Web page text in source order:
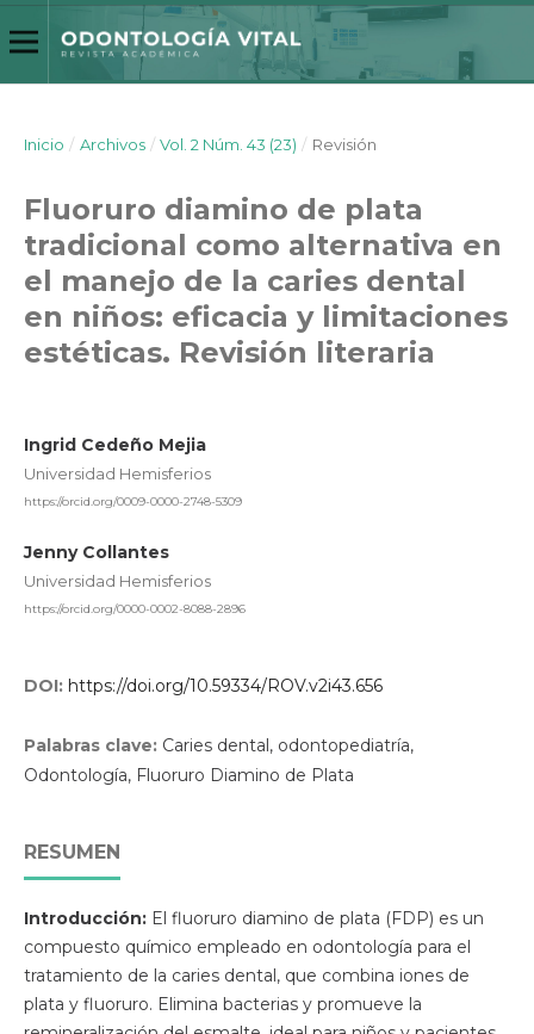
Inicio / Archivos / Vol. 2 Núm. 43 (23) / Revisión
Fluoruro diamino de plata
tradicional como alternativa en
el manejo de la caries dental
en niños: eficacia y limitaciones
estéticas. Revisión literaria
Ingrid Cedeño Mejia
Universidad Hemisferios
https://orcid.org/0009-0000-2748-5309
Jenny Collantes
Universidad Hemisferios
https://orcid.org/0000-0002-8088-2896
DOI: https://doi.org/10.59334/ROV.v2i43.656
Palabras clave: Caries dental, odontopediatría,
Odontología, Fluoruro Diamino de Plata
RESUMEN
Introducción:El fluoruro diamino de plata (FDP) es un
compuesto químico empleado en odontología para el
tratamiento de la caries dental, que combina iones de
plata y fluoruro. Elimina bacterias y promueve la